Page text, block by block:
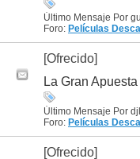
Último Mensaje Por
Foro: Películas
[Ofrecido]
La Gran
Último Mensaje Por
Foro: Películas
[Ofrecido]